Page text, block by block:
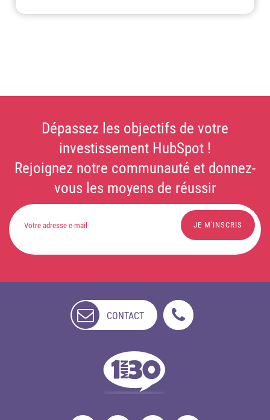
Dépassez les objectifs de votre
investissement HubSpot !
Rejoignez notre communauté et donnez-
vous les moyens de réussir
CONTACT
DISPONIBLE